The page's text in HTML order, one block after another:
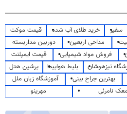
سفیر خرید طلای آب شده
قیمت موکت
مداحی اربعین
دوربین مداربسته
فروش مواد شیمیایی
قیمت ایمپلنت
تیزهوشان بلیط هواپیما
پرشین هتل
بهترین جراح بینی
آموزشگاه زبان ملل
نامرئی
مهرینو